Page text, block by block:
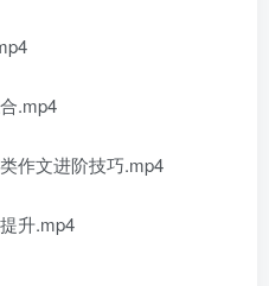
.mp4
作文进阶技巧.mp4
升.mp4